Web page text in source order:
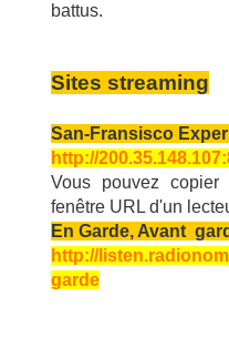
battus.
Sites streaming
San-Fransisco
http://
Vous pouvez copier
fenêtre URL d'un
En Garde, Avant
http://
garde